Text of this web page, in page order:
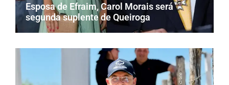
Esposa de Efraim, Carol Morais será
segunda suplente de Queiroga